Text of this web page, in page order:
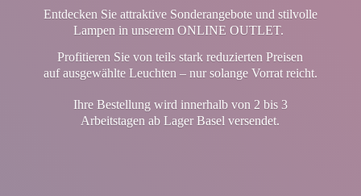
Entdecken Sie attraktive Sonderangebote und stilvolle
Lampen in unserem ONLINE OUTLET.
Profitieren Sie von teils stark reduzierten Preisen
auf ausgewählte Leuchten – nur solange Vorrat reicht.
Ihre Bestellung wird innerhalb von 2 bis 3
Arbeitstagen ab LagerBasel versendet.